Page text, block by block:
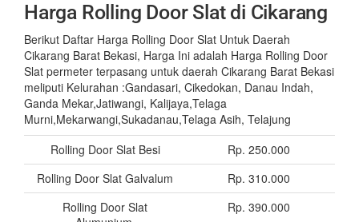
Harga Rolling Door Slat di Cikarang
Berikut Daftar Harga Rolling Door Slat Untuk Daerah
Cikarang Barat Bekasi, Harga Ini adalah Harga Rolling Door
Slat permeter terpasang untuk daerah Cikarang Barat Bekasi
meliputi Kelurahan :Gandasari, Cikedokan, Danau Indah,
Ganda Mekar,Jatiwangi, Kalijaya,Telaga
Murni,Mekarwangi,Sukadanau,Telaga Asih, Telajung
Rolling Door Slat Besi
Rp. 250.000
Rolling Door Slat Galvalum
Rp. 310.000
Rolling Door Slat
Rp. 390.000